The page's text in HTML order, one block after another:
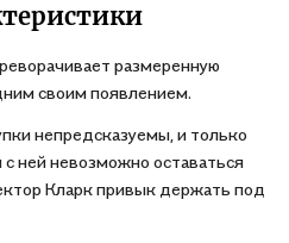
размеренную
своим появлением.
непредсказуемы, и только
ней невозможно оставаться
Кларк привык держать под